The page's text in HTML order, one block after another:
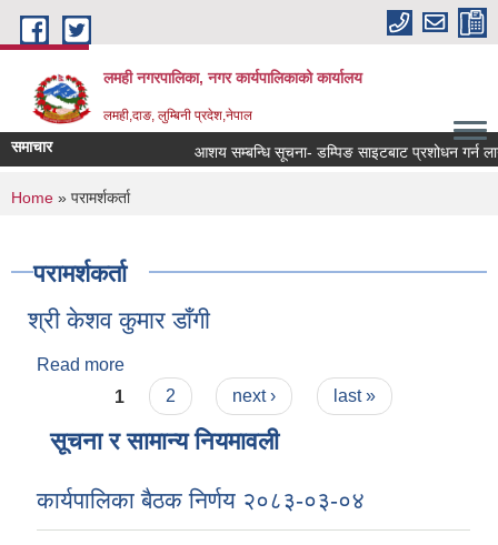
Skip to main content
लमही नगरपालिका, नगर कार्यपालिकाको कार्यालय
लमही,दाङ, लुम्बिनी प्रदेश,नेपाल
समाचार आशय सम्बन्धि सूचना- डम्पिङ साइटबाट प्रशोधन गर्न
You are here
Home » परामर्शकर्ता
परामर्शकर्ता
श्री केशव कुमार डाँगी
Read more
Pages
1 2 next › last »
सूचना र सामान्य नियमावली
कार्यपालिका बैठक निर्णय २०८३-०३-०४